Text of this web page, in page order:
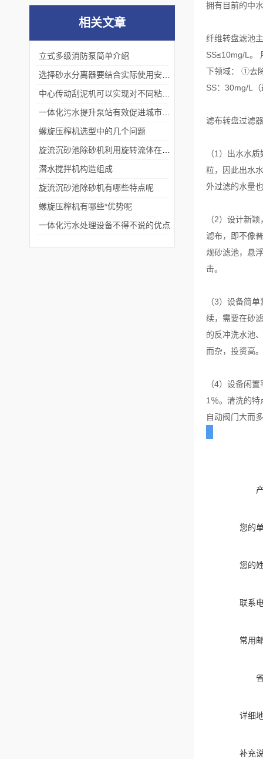
拥有目前的中
纤维转盘滤池
SS≤10mg/L。
下领域： ①去
SS：30mg/L
滤布转盘过滤
（1）出水水
粒，因此出水
外过滤的水量
（2）设计新
滤布，即不像
规砂滤池，悬
击。
（3）设备简
续，需要在砂
的反冲洗水池
而杂，投资高
（4）设备闲
1％。清洗的
自动阀门大而
您的
您的
联系
常用
详细
补充
相关文章
立式多级消防泵简单介绍
螺旋压榨机选型中的几个问题
潜水搅拌机构造组成
旋流沉砂池除砂机有哪些特点呢
螺旋压榨机有哪些*优势呢
一体化污水处理设备不得不说的优点